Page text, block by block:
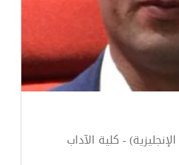
- كلية الآداب